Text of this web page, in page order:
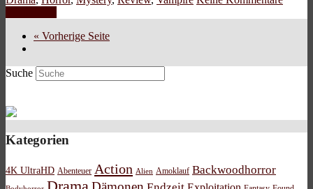
« Vorherige Seite
Suche
Kategorien
4K UltraHD Abenteuer Action Alien Amoklauf Backwoodhorror